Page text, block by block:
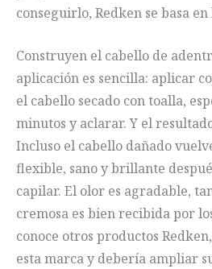
conseguirlo, Redken se basa
Construyen el cabello de
aplicación es sencilla: aplicar
el cabello secado con toalla,
minutos y aclarar. Y el
Incluso el cabello dañado
flexible, sano y brillante
capilar. El olor es agradable,
cremosa es bien recibida por
conoce otros productos
esta marca y debería ampliar